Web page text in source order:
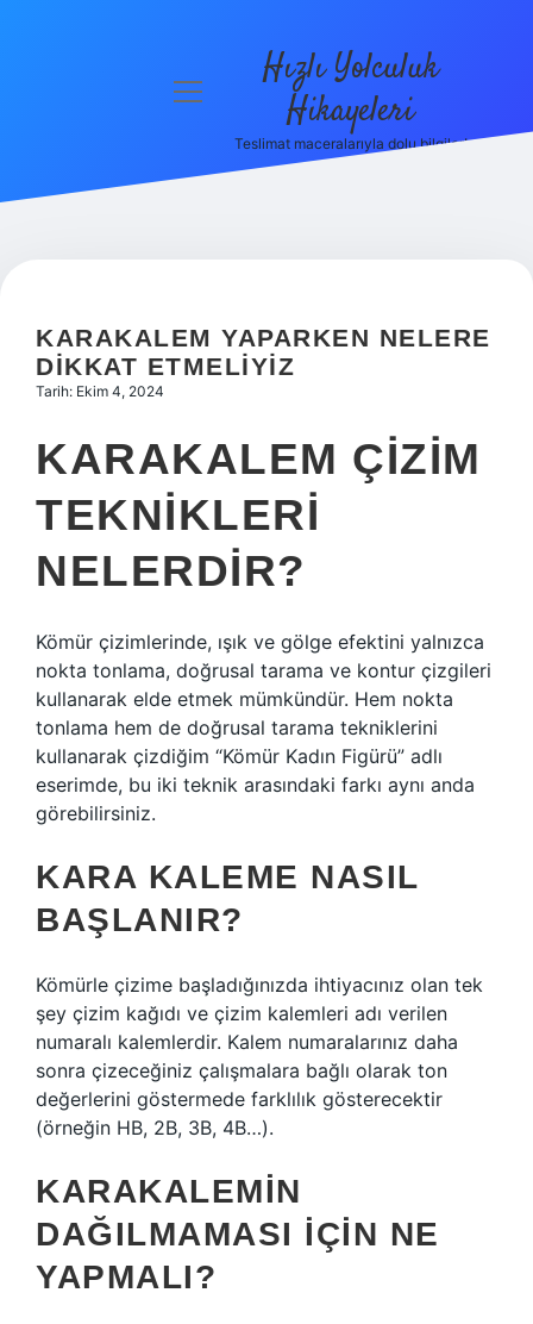
Hakkımızda
menüyü
Hızlı Yolculuk
Hikayeleri
Teslimat maceralarıyla dolu bilgiler!
KARAKALEM YAPARKEN NELERE
DIKKAT ETMELIYIZ
Tarih: Ekim 4, 2024
KARAKALEM ÇIZIM
TEKNIKLERI
NELERDIR?
Kömür çizimlerinde, ışık ve gölge efektini yalnızca
nokta tonlama, doğrusal tarama ve kontur çizgileri
kullanarak elde etmek mümkündür. Hem nokta
tonlama hem de doğrusal tarama tekniklerini
kullanarak çizdiğim “Kömür Kadın Figürü” adlı
eserimde, bu iki teknik arasındaki farkı aynı anda
görebilirsiniz.
KARA KALEME NASIL
BAŞLANIR?
Kömürle çizime başladığınızda ihtiyacınız olan tek
şey çizim kağıdı ve çizim kalemleri adı verilen
numaralı kalemlerdir. Kalem numaralarınız daha
sonra çizeceğiniz çalışmalara bağlı olarak ton
değerlerini göstermede farklılık gösterecektir
(örneğin HB, 2B, 3B, 4B…).
KARAKALEMIN
DAĞILMAMASI IÇIN NE
YAPMALI?